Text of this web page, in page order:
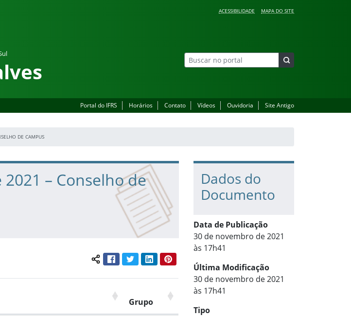
ACESSIBILIDADE MAPA DO SITE
Portal do IFRS Horários Contato Vídeos Ouvidoria Site Antigo
DE CAMPUS
2021 – Conselho de
Compartilhar conteúdo:
FacebookTwitterLinkedInPinterest
Grupo
Dados do
Documento
Data de Publicação
30 de novembro de 2021
às 17h41
Última Modificação
30 de novembro de 2021
às 17h41
Tipo